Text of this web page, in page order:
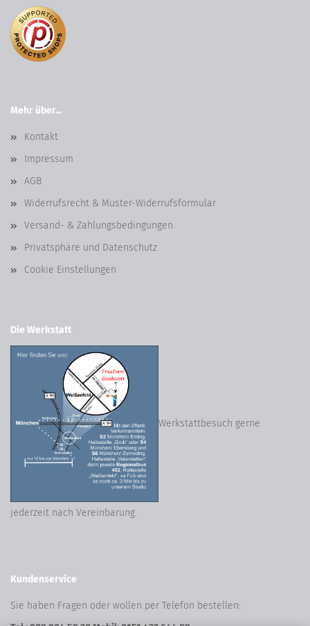
Mehr über...
Kontakt
Impressum
AGB
Widerrufsrecht & Muster-Widerrufsformular
Versand- & Zahlungsbedingungen
Privatsphäre und Datenschutz
Cookie Einstellungen
Die Werkstatt
Werkstattbesuch gerne
jederzeit nach Vereinbarung.
Kundenservice
Sie haben Fragen oder wollen per Telefon bestellen: